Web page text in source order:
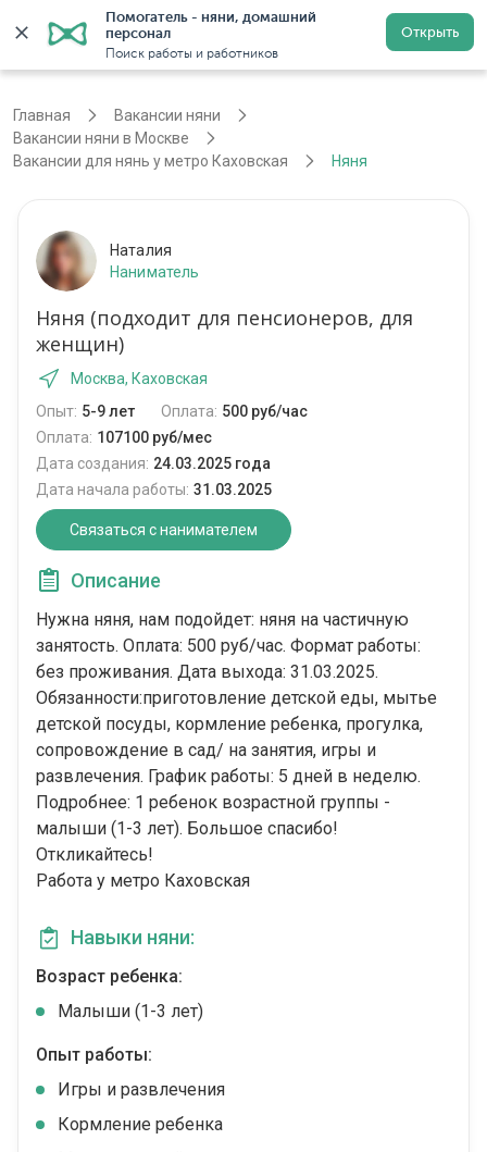
Помогатель - няни, домашний
персонал
Поиск работы и работников
Открыть
Регистрация
Главная
Вакансии няни
Вакансии няни в Москве
Вакансии для нянь у метро Каховская
Няня
Наталия
Наниматель
Няня (подходит для пенсионеров, для
женщин)
Москва, Каховская
Опыт: 5-9 лет Оплата: 500 руб/час
Оплата: 107100 руб/мес
Дата создания: 24.03.2025 года
Дата начала работы: 31.03.2025
Связаться с нанимателем
Описание
Нужна няня, нам подойдет: няня на частичную
занятость. Оплата: 500 руб/час. Формат работы:
без проживания. Дата выхода: 31.03.2025.
Обязанности:приготовление детской еды, мытье
детской посуды, кормление ребенка, прогулка,
сопровождение в сад/ на занятия, игры и
развлечения. График работы: 5 дней в неделю.
Подробнее: 1 ребенок возрастной группы -
малыши (1-3 лет). Большое спасибо!
Откликайтесь!
Работа у метро Каховская
Навыки няни:
Возраст ребенка:
Малыши (1-3 лет)
Опыт работы:
Игры и развлечения
Кормление ребенка